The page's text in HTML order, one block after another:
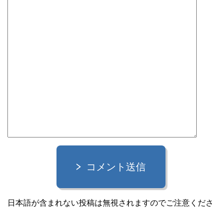
コメント送信
日本語が含まれない投稿は無視されますのでご注意くださ